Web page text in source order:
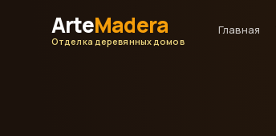
ArteMadera
Отделка деревянных домов
Главная